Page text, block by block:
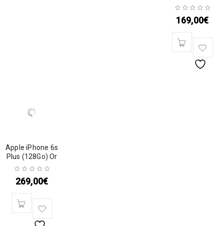
169,00€
Apple iPhone 6s
Plus (128Go) Or
269,00€